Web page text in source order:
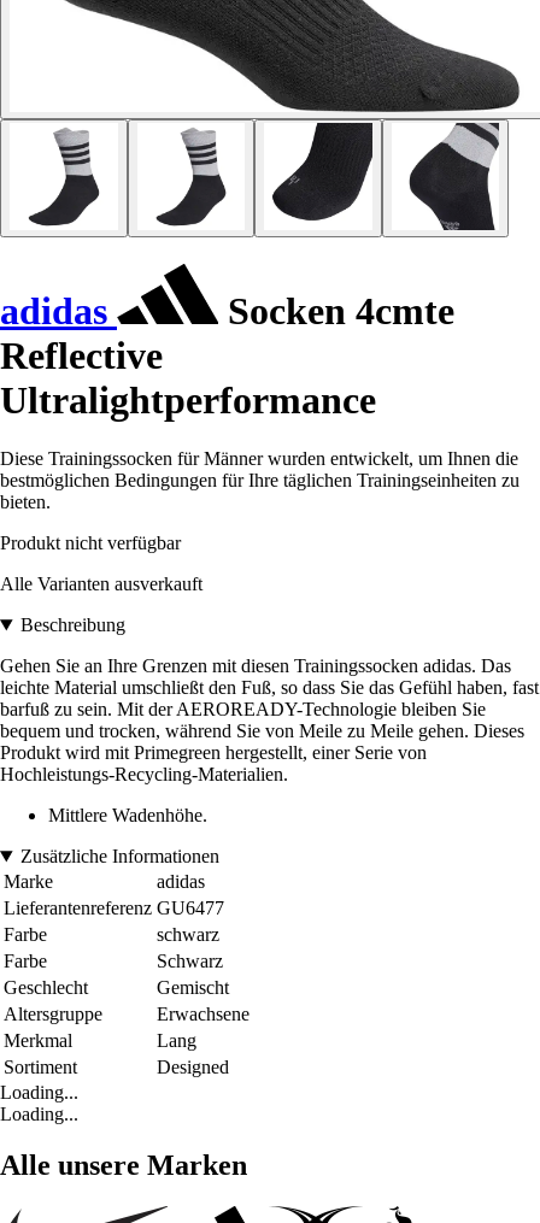
adidas
Socken 4cmte
Reflective
Ultralightperformance
Diese Trainingssocken für Männer wurden entwickelt, um Ihnen die
bestmöglichen Bedingungen für Ihre täglichen Trainingseinheiten zu
bieten.
Produkt nicht verfügbar
Alle Varianten ausverkauft
Beschreibung
Gehen Sie an Ihre Grenzen mit diesen Trainingssocken adidas. Das
leichte Material umschließt den Fuß, so dass Sie das Gefühl haben, fast
barfuß zu sein. Mit der AEROREADY-Technologie bleiben Sie
bequem und trocken, während Sie von Meile zu Meile gehen. Dieses
Produkt wird mit Primegreen hergestellt, einer Serie von
Hochleistungs-Recycling-Materialien.
Mittlere Wadenhöhe.
Zusätzliche Informationen
Marke
adidas
Lieferantenreferenz GU6477
Farbe
schwarz
Farbe
Schwarz
Geschlecht
Gemischt
Altersgruppe
Erwachsene
Merkmal
Lang
Sortiment
Designed
Loading...
Loading...
Alle unsere Marken